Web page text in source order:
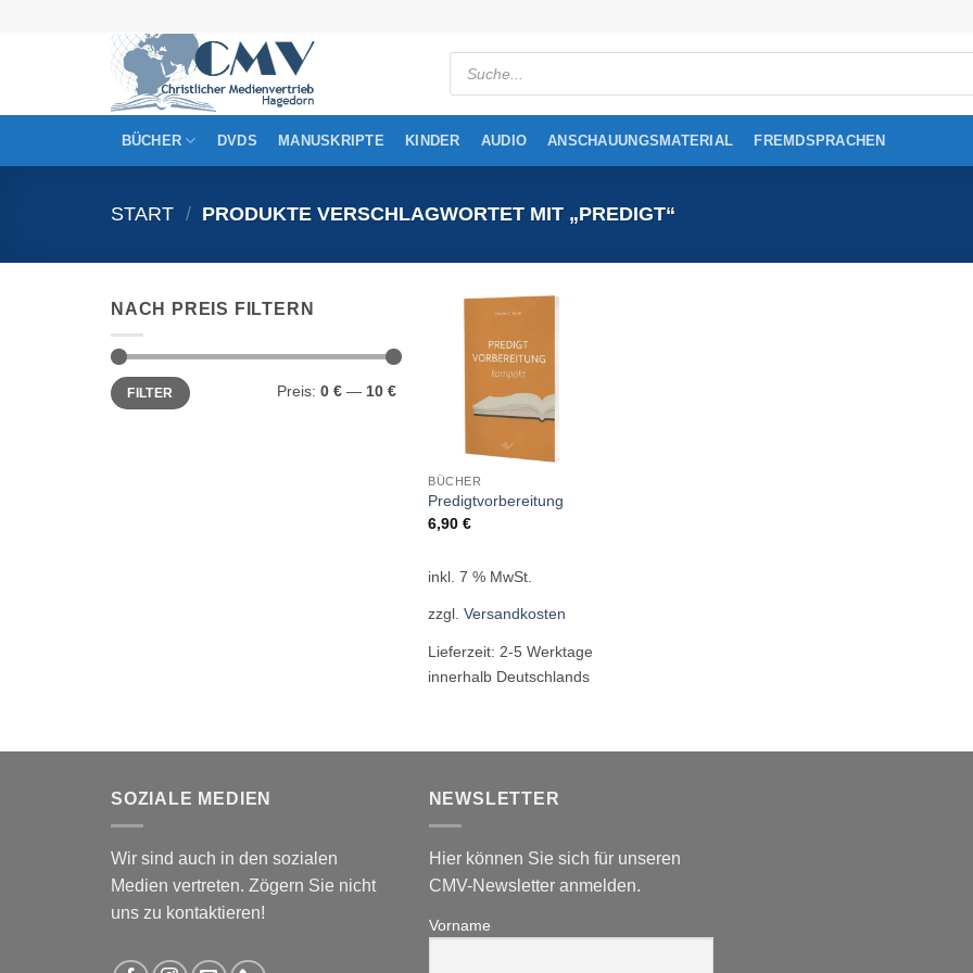
Products
search
BÜCHER DVDS MANUSKRIPTE KINDER AUDIO ANSCHAUUNGSMATERIAL FREMDSPRACHEN
START / PRODUKTE VERSCHLAGWORTET MIT „PREDIGT“
NACH PREIS FILTERN
Min.
Preis
Max.
PreisFILTER Preis: 0 €— 10 €
BÜCHER
Predigtvorbereitung
6,90€
inkl. 7 % MwSt.
zzgl.Versandkosten
Lieferzeit: 2-5 Werktage
innerhalb Deutschlands
SOZIALE MEDIEN
Wir sind auch in den sozialen
Medien vertreten. Zögern Sie nicht
uns zu kontaktieren!
NEWSLETTER
Hier können Sie sich für unseren
CMV-Newsletter anmelden.
Vorname